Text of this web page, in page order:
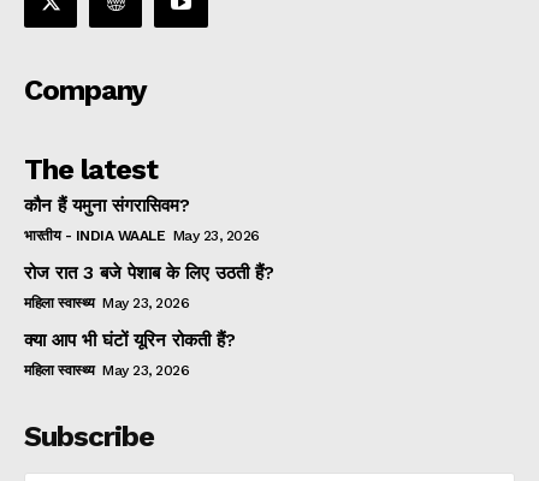
Company
The latest
कौन हैं यमुना संगरासिवम?
भारतीय - INDIA WAALE May 23, 2026
रोज रात 3 बजे पेशाब के लिए उठती हैं?
महिला स्वास्थ्य May 23, 2026
क्या आप भी घंटों यूरिन रोकती हैं?
महिला स्वास्थ्य May 23, 2026
Subscribe